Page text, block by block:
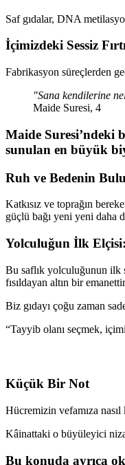
Saf gıdalar, DNA
İçimizdeki Sessiz
Fabrikasyon süreçlerden
"Sana kendilerine
Maide Suresi, 4
Maide Suresi’ndeki
sunulan en büyük
Ruh ve Bedenin
Katkısız ve toprağın
güçlü bağı yeni yeni daha
Yolculuğun İlk
Bu saflık yolculuğunun ilk
fısıldayan altın bir
Biz gıdayı çoğu zaman
“Tayyib olanı seçmek,
Küçük Bir Not
Hücremizin vefamıza
Kâinattaki o büyüleyici
Bu konuda ayrıca